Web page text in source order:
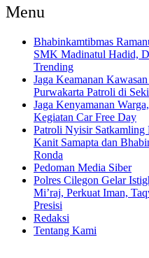
Menu
Bhabinkamtibmas
SMK Madinatul Hadid,
Trending
Jaga Keamanan
Purwakarta Patroli di
Jaga Kenyamanan
Kegiatan Car Free Day
Patroli Nyisir Satkamling
Kanit Samapta dan
Ronda
Pedoman Media Siber
Polres Cilegon Gelar
Mi’raj, Perkuat Iman,
Presisi
Redaksi
Tentang Kami